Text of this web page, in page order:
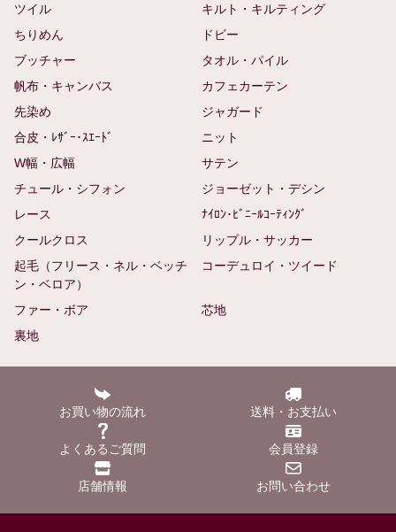
ツイル
キルト・キルティング
ちりめん
ドビー
ブッチャー
タオル・パイル
帆布・キャンバス
カフェカーテン
先染め
ジャガード
合皮・ﾚｻﾞｰ･ｽｴｰﾄﾞ
ニット
W幅・広幅
サテン
チュール・シフォン
ジョーゼット・デシン
レース
ﾅｲﾛﾝ･ﾋﾞﾆｰﾙｺｰﾃｨﾝｸﾞ
クールクロス
リップル・サッカー
起毛（フリース・ネル・ベッチ
ン・ベロア）
コーデュロイ・ツイード
ファー・ボア
芯地
裏地
お買い物の流れ 送料・お支払い
よくあるご質問 会員登録
店舗情報 お問い合わせ